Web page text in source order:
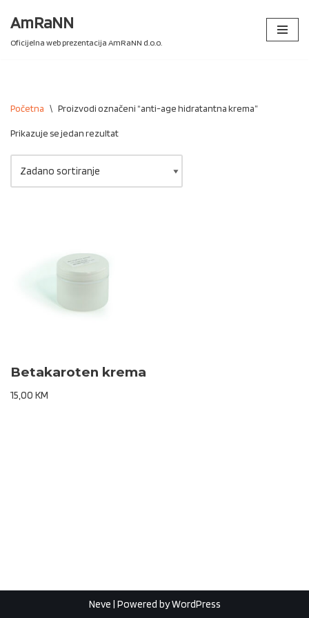
Skip
AmRaNN
Oficijelna web prezentacija AmRaNN d.o.o.
Početna \ Proizvodi označeni “anti-age hidratantna krema”
Prikazuje se jedan rezultat
Betakaroten krema
15,00 KM
Neve | Powered byWordPress